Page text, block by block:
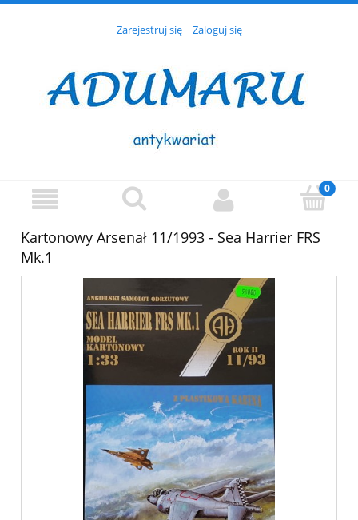
Zarejestruj się Zaloguj się
Kartonowy Arsenał 11/1993 - Sea Harrier FRS
Mk.1